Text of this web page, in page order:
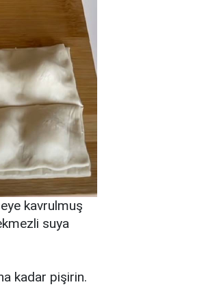
kavrulmuş
suya
kadar pişirin.